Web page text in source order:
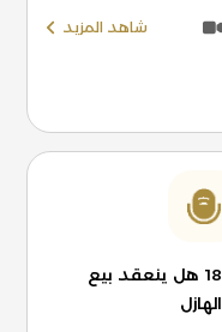
شاهد المزيد
18 هل ينعقد بيع
الهازل